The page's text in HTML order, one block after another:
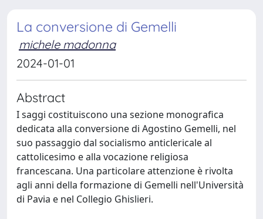
La conversione di Gemelli
michele madonna
2024-01-01
Abstract
I saggi costituiscono una sezione monografica
dedicata alla conversione di Agostino Gemelli, nel
suo passaggio dal socialismo anticlericale al
cattolicesimo e alla vocazione religiosa
francescana. Una particolare attenzione è rivolta
agli anni della formazione di Gemelli nell'Università
di Pavia e nel Collegio Ghislieri.